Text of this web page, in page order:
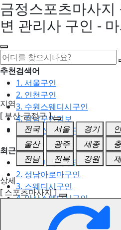
금정스포츠마사지
변 관리사 구인 -
추천검색어
1. 서울구인
2. 인천구인
3. 수원스웨디시구인
4. 강남구인정보
5. 동탄스웨디시구인
최근검색어
1. 일산마사지구인
2. 성남아로마구인
3. 스웨디시구인
4. 안산스웨디시구인
5. 아로마구인
지역
[ 부산-금정구 ]
전국
서울 경기
울산
광주 세종
전남
전북 강원
상세
[ 스포츠마사지 ]